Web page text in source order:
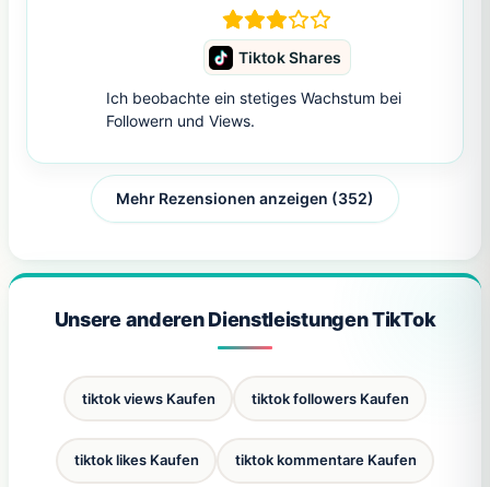
Tiktok Shares
Ich beobachte ein stetiges Wachstum bei
Followern und Views.
Mehr Rezensionen anzeigen (352)
Unsere anderen Dienstleistungen TikTok
tiktok views Kaufen tiktok followers Kaufen
tiktok likes Kaufen tiktok kommentare Kaufen